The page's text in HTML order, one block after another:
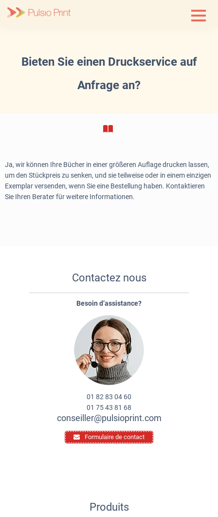
Bieten Sie einen Druckservice auf
Anfrage an?
Ja, wir können Ihre Bücher in einer größeren Auflage drucken lassen,
um den Stückpreis zu senken, und sie teilweise oder in einem einzigen
Exemplar versenden, wenn Sie eine Bestellung haben. Kontaktieren
Sie Ihren Berater für weitere Informationen.
Contactez nous
Besoin d’assistance?
01 82 83 04 60
01 75 43 81 68
conseiller@pulsioprint.com
Formulaire de contact
Produits